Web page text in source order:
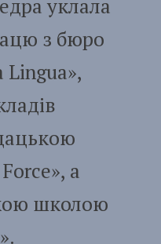
уклала
з бюро
Lingua»,
а
школою